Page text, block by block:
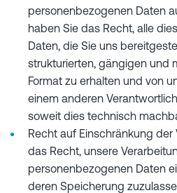
personenbezogenen Daten
haben Sie das Recht, alle
Daten, die Sie uns
strukturierten, gängigen und
Format zu erhalten und von
einem anderen
soweit dies technisch
Recht auf Einschränkung
das Recht, unsere
personenbezogenen Daten
deren Speicherung